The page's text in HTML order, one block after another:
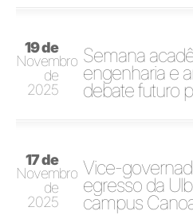
19 de
Novembro
de
2025
Semana
engenharia e
debate futuro
17 de
Novembro
de
2025
Vice-
egresso da
campus